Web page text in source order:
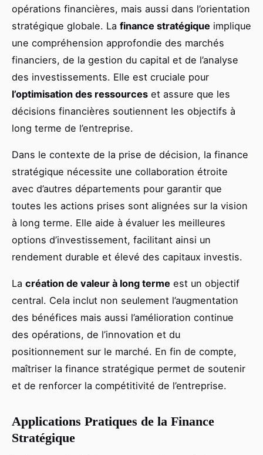
opérations financières, mais aussi dans l’orientation
stratégique globale. La finance stratégique implique
une compréhension approfondie des marchés
financiers, de la gestion du capital et de l’analyse
des investissements. Elle est cruciale pour
l’optimisation des ressources et assure que les
décisions financières soutiennent les objectifs à
long terme de l’entreprise.
Dans le contexte de la prise de décision, la finance
stratégique nécessite une collaboration étroite
avec d’autres départements pour garantir que
toutes les actions prises sont alignées sur la vision
à long terme. Elle aide à évaluer les meilleures
options d’investissement, facilitant ainsi un
rendement durable et élevé des capitaux investis.
La création de valeur à long terme est un objectif
central. Cela inclut non seulement l’augmentation
des bénéfices mais aussi l’amélioration continue
des opérations, de l’innovation et du
positionnement sur le marché. En fin de compte,
maîtriser la finance stratégique permet de soutenir
et de renforcer la compétitivité de l’entreprise.
Applications Pratiques de la Finance
Stratégique